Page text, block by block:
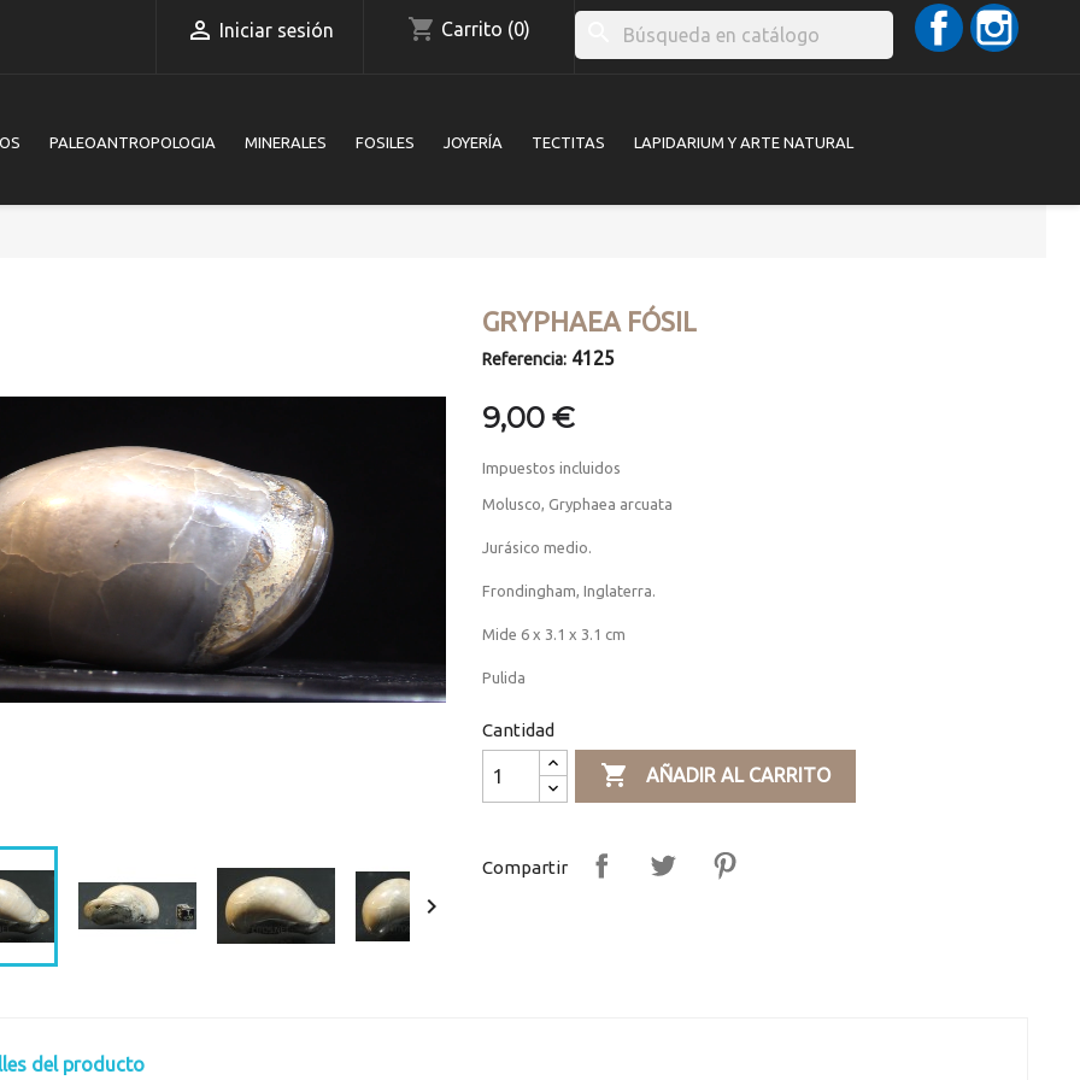
 Iniciar sesión shopping_cart Carrito (0)
Facebook
PALEOANTROPOLOGIA MINERALES FOSILES JOYERÍA TECTITAS LAPIDARIUM Y ARTE NATURAL

GRYPHAEA FÓSIL
Referencia: 4125
9,00 €
Impuestos incluidos
Molusco, Gryphaea arcuata
Jurásico medio.
Frondingham, Inglaterra.
Mide 6 x 3.1 x 3.1 cm
Pulida
Cantidad
 AÑADIR AL CARRITO
Compartir
del producto